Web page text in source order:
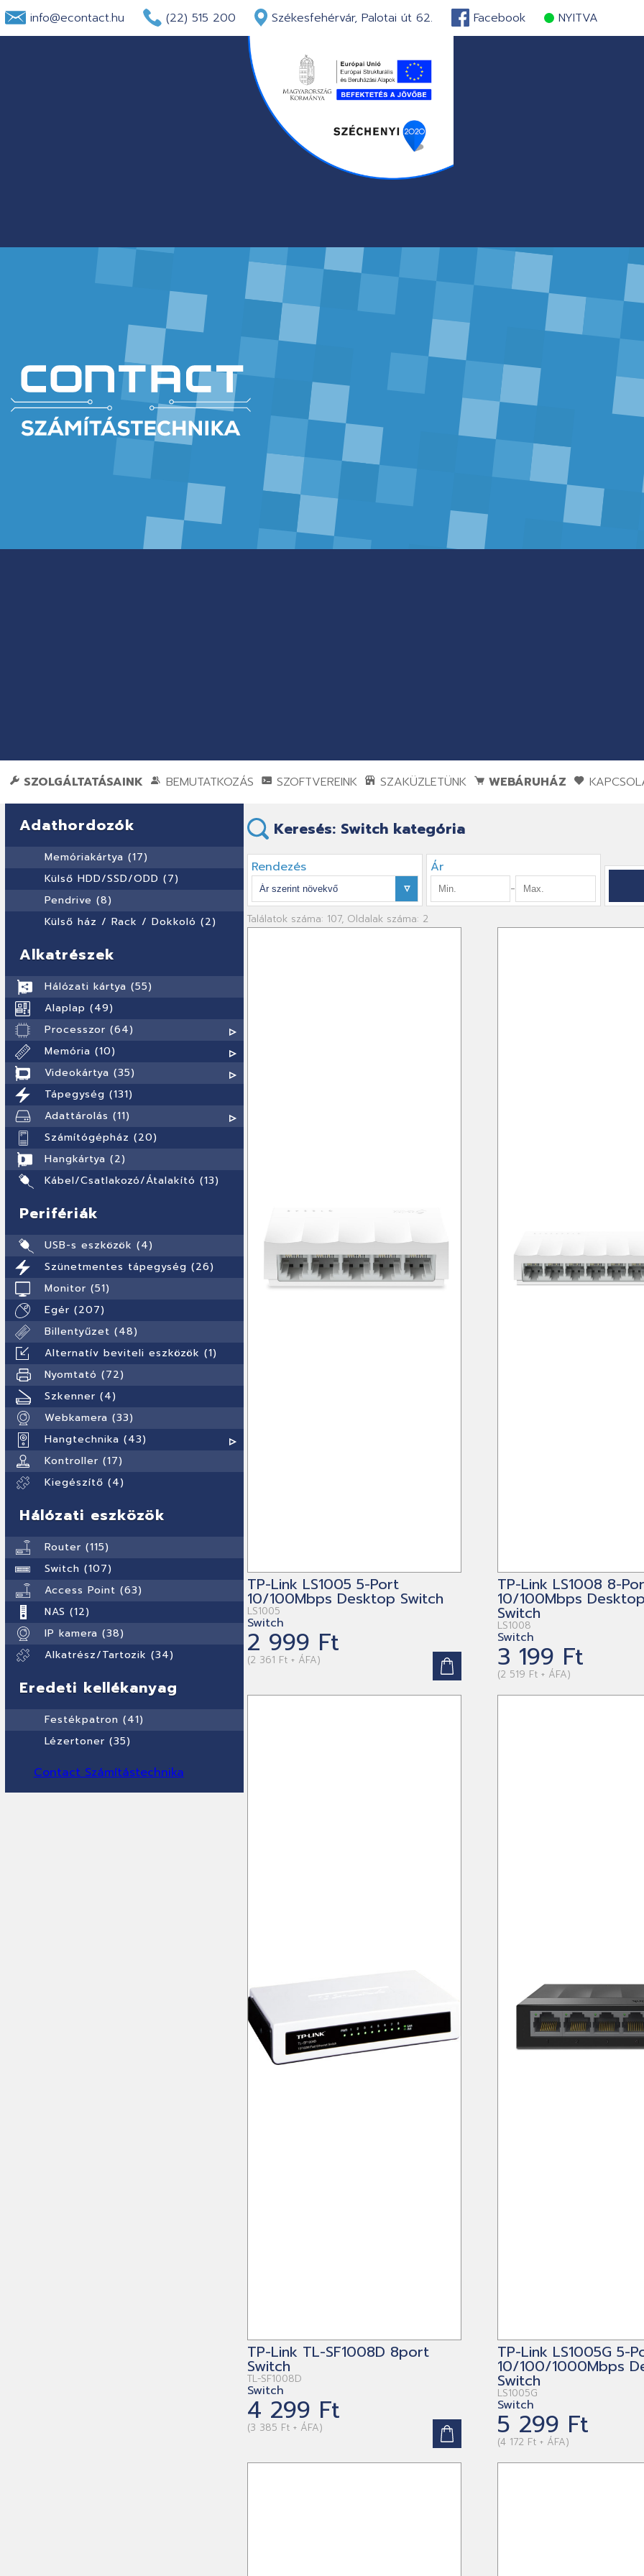
info@econtact.hu (22) 515 200 Székesfehérvár, Palotai út 62. Facebook NYITVA
SZOLGÁLTATÁSAINK BEMUTATKOZÁS SZOFTVEREINK SZAKÜZLETÜNK WEBÁRUHÁZ
Adathordozók
Memóriakártya (17)
Külső HDD/SSD/ODD (7)
Pendrive (8)
Külső ház / Rack / Dokkoló (2)
Alkatrészek
Hálózati kártya (55)
Alaplap (49)
Processzor (64)
Memória (10)
Videokártya (35)
Tápegység (131)
Adattárolás (11)
Számítógépház (20)
Hangkártya (2)
Kábel/Csatlakozó/Átalakító (13)
Perifériák
USB-s eszközök (4)
Szünetmentes tápegység (26)
Monitor (51)
Egér (207)
Billentyűzet (48)
Alternatív beviteli eszközök (1)
Nyomtató (72)
Szkenner (4)
Webkamera (33)
Hangtechnika (43)
Kontroller (17)
Kiegészítő (4)
Hálózati eszközök
Router (115)
Switch (107)
Access Point (63)
NAS (12)
IP kamera (38)
Alkatrész/Tartozik (34)
Eredeti kellékanyag
Festékpatron (41)
Lézertoner (35)
Contact Számítástechnika
Keresés: Switch kategória
Rendezés
Ár
-
Találatok száma: 107, Oldalak száma: 2
TP-Link LS1005 5-Port
10/100Mbps Desktop Switch
LS1005
Switch
2 999 Ft
(2 361 Ft + ÁFA)
TP-Link LS1008 8-
10/100Mbps
Switch
LS1008
Switch
3 199 Ft
(2 519 Ft + ÁFA)
TP-Link TL-SF1008D 8port
Switch
TL-SF1008D
Switch
4 299 Ft
(3 385 Ft + ÁFA)
TP-Link LS1005G 5-
10/100/1000Mbps
Switch
LS1005G
Switch
5 299 Ft
(4 172 Ft + ÁFA)